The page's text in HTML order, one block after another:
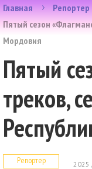
Главная
Репортер
Пятый сезон
Мордовия
Пятый
треков,
Репортер 2025